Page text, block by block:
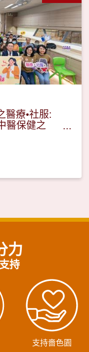
醫療•社服:
醫保健之
力
持
支持嗇色園